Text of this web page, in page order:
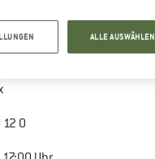
0
ALLE AUSWÄHLEN